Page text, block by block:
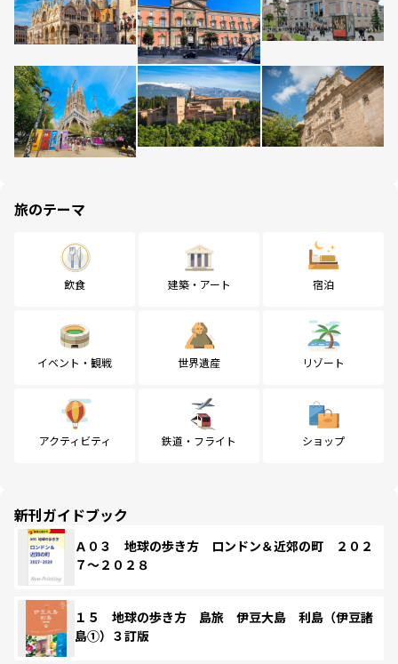
旅のテーマ
飲食 建築・アート 宿泊
イベント・観戦 世界遺産 リゾート
アクティビティ 鉄道・フライト ショップ
新刊ガイドブック
Ａ０３ 地球の歩き方 ロンドン＆近郊の町 ２０２
７～２０２８
１５ 地球の歩き方 島旅 伊豆大島 利島（伊豆諸
島①）３訂版